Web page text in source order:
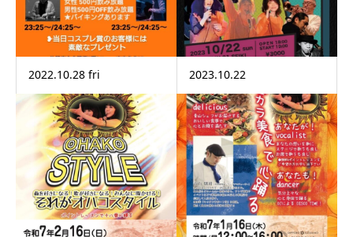
2022.10.28 fri 2023.10.22